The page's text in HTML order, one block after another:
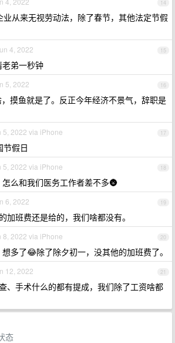
14
从来无视劳动法，除了春节，其他法定节假
15
4, 2022
老弟一秒钟
16
5, 2022
摸鱼就是了。反正今年经济不景气，辞职是
17
5, 2022 via iPhone
节假日
18
5, 2022 via iPhone
么和我们医务工作者差不多🌚
19
6, 2022
加班费还是给的，我们啥都没有。
20
8, 2022 via iPhone
多了😂除了除夕初一，没其他的加班费了。
21
12, 2022
、手术什么的都有提成，我们除了工资啥都
态